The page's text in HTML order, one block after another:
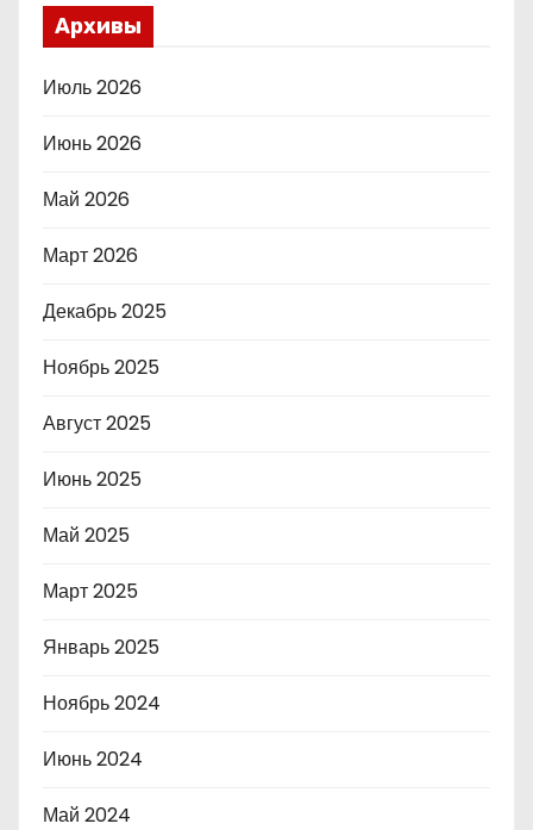
Архивы
Июль 2026
Июнь 2026
Май 2026
Март 2026
Декабрь 2025
Ноябрь 2025
Август 2025
Июнь 2025
Май 2025
Март 2025
Январь 2025
Ноябрь 2024
Июнь 2024
Май 2024